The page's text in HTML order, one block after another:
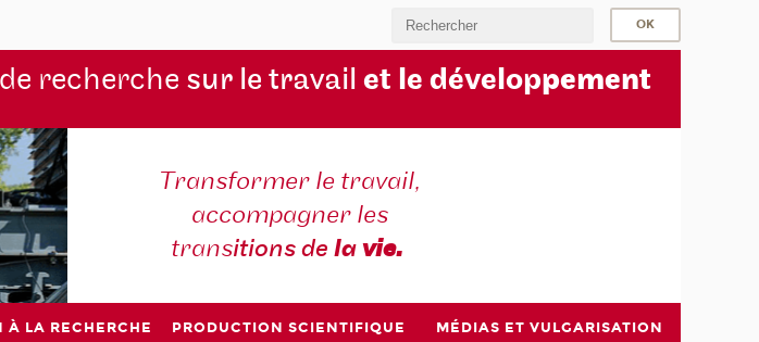
recherche sur le travail et le développement
Transformer le travail,
accompagner les
transitions de lavie.
À LA RECHERCHE PRODUCTION SCIENTIFIQUE MÉDIAS ET VULGARISATION